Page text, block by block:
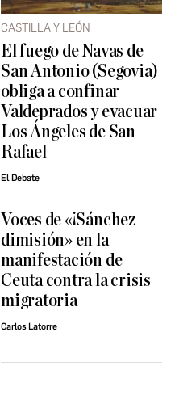
CASTILLA Y LEÓN
El fuego de Navas de
San Antonio (Segovia)
obliga a confinar
Valdeprados y evacuar
Los Ángeles de San
Rafael
El Debate
Voces de «¡Sánchez
dimisión» en la
manifestación de
Ceuta contra la crisis
migratoria
Carlos Latorre